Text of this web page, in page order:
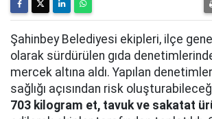
Şahinbey Belediyesi ekipleri, ilçe
olarak sürdürülen gıda
mercek altına aldı. Yapılan
sağlığı açısından risk
703 kilogram et, tavuk ve sakatat